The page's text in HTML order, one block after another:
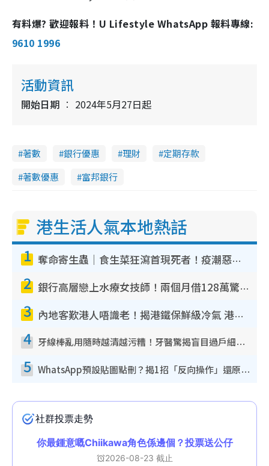
有料爆? 歡迎報料！U Lifestyle WhatsApp 報料專線:
9610 1996
活動資訊
開始日期 2024年5月27日起
著數 銀行優惠 理財
定期存款
著數優惠
富邦銀行
港生活人氣本地熱話
1 奪命寄生蟲｜食生菜狂瀉首現死者！疫潮惡化錄1.8萬宗病例 揭洗菜3大謬誤
2 銀行高層戀上水療女技師！兩個月借128萬驚覺「沉船」沉落火海 揭背後疑似邪教操控賣淫
3 內地客歎港人唔識老！揭港鐵保鮮級冷氣 港人求放過：咪投訴
4 牙線棒亂用隨時越清越污糟！牙醫驚揭盲目過戶細菌恐致蛀牙：呢種先係日常真保養
5 WhatsApp預設貼圖點刪？揭1招「反向操作」還原簡潔介面 附3步實測教學